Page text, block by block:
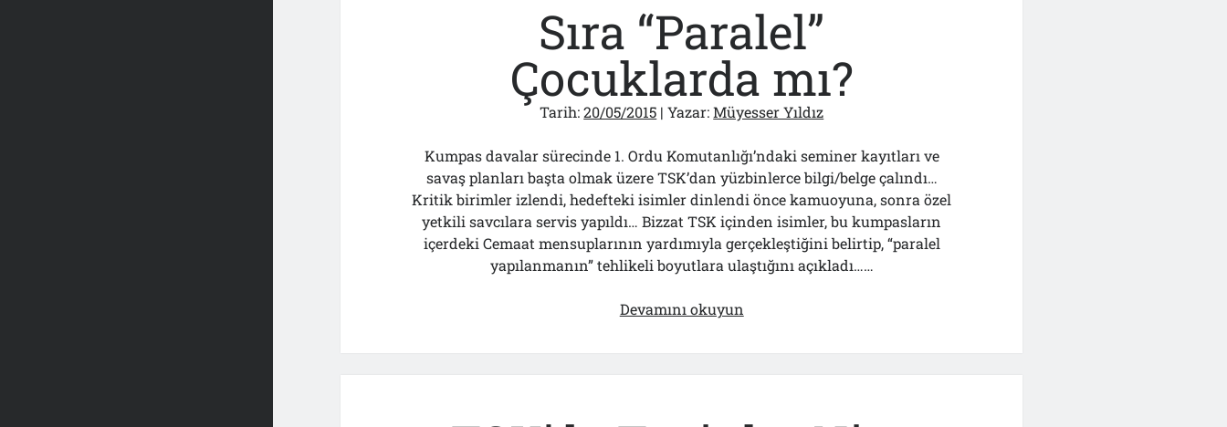
Sıra “Paralel”
Çocuklarda mı?
Tarih:20/05/2015 | Yazar:Müyesser Yıldız
Kumpas davalar sürecinde 1. Ordu Komutanlığı’ndaki seminer kayıtları ve
savaş planları başta olmak üzere TSK’dan yüzbinlerce bilgi/belge çalındı…
Kritik birimler izlendi, hedefteki isimler dinlendi önce kamuoyuna, sonra özel
yetkili savcılara servis yapıldı… Bizzat TSK içinden isimler, bu kumpasların
içerdeki Cemaat mensuplarının yardımıyla gerçekleştiğini belirtip, “paralel
yapılanmanın” tehlikeli boyutlara ulaştığını açıkladı……
Devamını okuyun